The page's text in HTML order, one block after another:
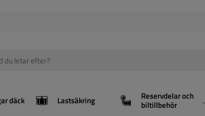
däck Lastsäkring Reservdelar och
biltillbehör